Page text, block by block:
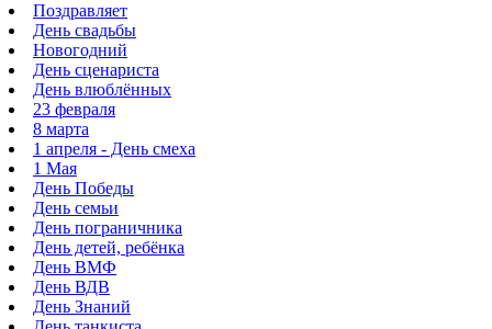
Поздравляет
День свадьбы
Новогодний
День сценариста
День влюблённых
23 февраля
8 марта
1 апреля - День смеха
1 Мая
День Победы
День семьи
День пограничника
День детей, ребёнка
День ВМФ
День ВДВ
День Знаний